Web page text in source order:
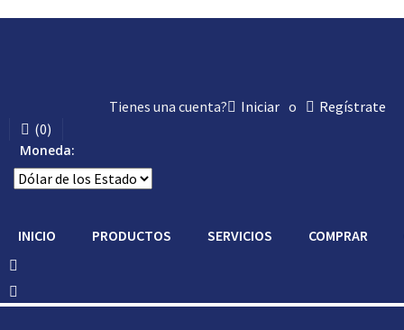
Tienes una cuenta? Iniciar o
Regístrate
(0)
Moneda:
INICIO PRODUCTOS SERVICIOS COMPRAR